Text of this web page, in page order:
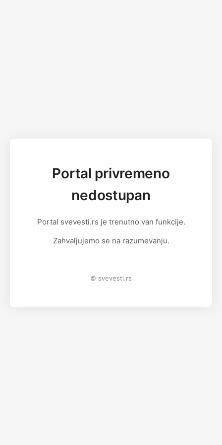
Portal privremeno
nedostupan
Portal svevesti.rs je trenutno van funkcije.
Zahvaljujemo se na razumevanju.
© svevesti.rs